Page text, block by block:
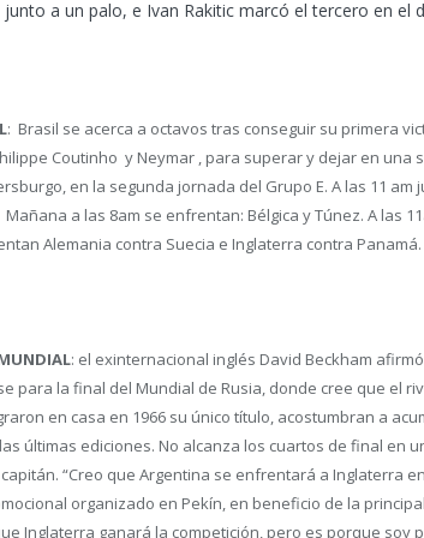
a un palo, e Ivan Rakitic marcó el tercero en el
: Brasil se acerca a octavos tras conseguir su primera
Coutinho y Neymar , para superar y dejar en una
en la segunda jornada del Grupo E. A las 11 am
a las 8am se enfrentan: Bélgica y Túnez. A las
Alemania contra Suecia e Inglaterra contra Panamá.
: el exinternacional inglés David Beckham
para la final del Mundial de Rusia, donde cree que el
en casa en 1966 su único título, acostumbran a
últimas ediciones. No alcanza los cuartos de final en
“Creo que Argentina se enfrentará a Inglaterra
organizado en Pekín, en beneficio de la
Inglaterra ganará la competición, pero es porque soy